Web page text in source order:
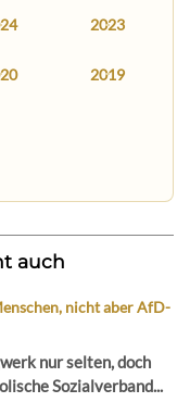
2023
2019
auch
nicht aber AfD-
nur selten, doch
Sozialverband...